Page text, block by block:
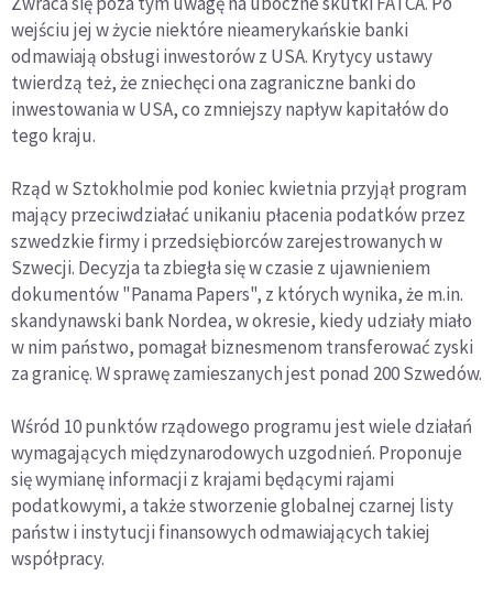
wejściu jej w życie niektóre nieamerykańskie banki
odmawiają obsługi inwestorów z USA. Krytycy ustawy
twierdzą też, że zniechęci ona zagraniczne banki do
inwestowania w USA, co zmniejszy napływ kapitałów do
tego kraju.
Rząd w Sztokholmie pod koniec kwietnia przyjął program
mający przeciwdziałać unikaniu płacenia podatków przez
szwedzkie firmy i przedsiębiorców zarejestrowanych w
Szwecji. Decyzja ta zbiegła się w czasie z ujawnieniem
dokumentów "Panama Papers", z których wynika, że m.in.
skandynawski bank Nordea, w okresie, kiedy udziały miało
w nim państwo, pomagał biznesmenom transferować zyski
za granicę. W sprawę zamieszanych jest ponad 200 Szwedów.
Wśród 10 punktów rządowego programu jest wiele działań
wymagających międzynarodowych uzgodnień. Proponuje
się wymianę informacji z krajami będącymi rajami
podatkowymi, a także stworzenie globalnej czarnej listy
państw i instytucji finansowych odmawiających takiej
współpracy.